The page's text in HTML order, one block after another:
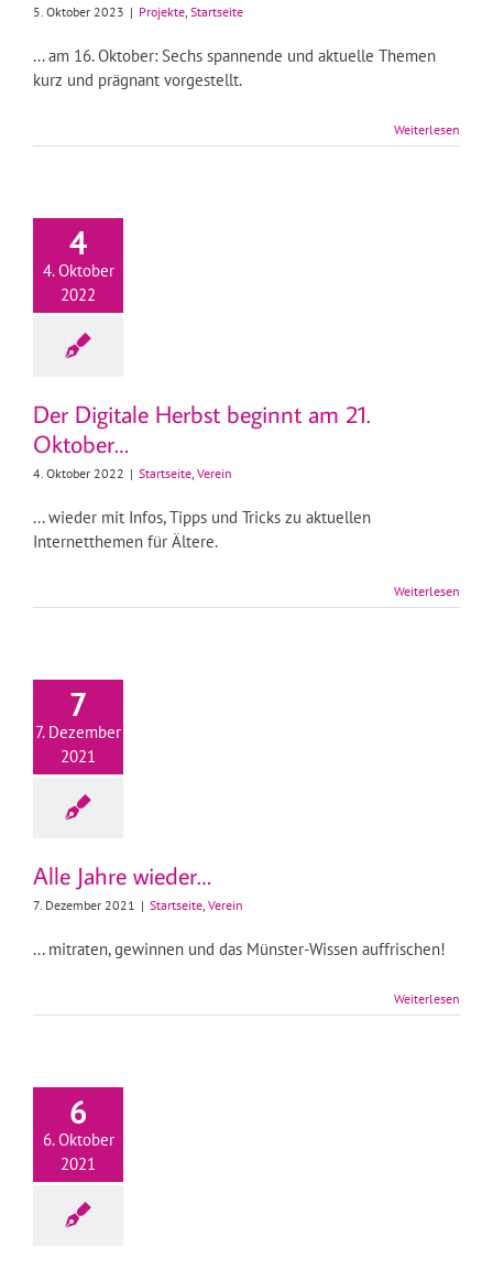
5. Oktober 2023 | Projekte, Startseite
... am 16. Oktober: Sechs spannende und aktuelle Themen
kurz und prägnant vorgestellt.
Weiterlesen
4
4. Oktober
2022
Der Digitale Herbst beginnt am 21.
Oktober…
4. Oktober 2022 | Startseite, Verein
... wieder mit Infos, Tipps und Tricks zu aktuellen
Internetthemen für Ältere.
Weiterlesen
7
7. Dezember
2021
Alle Jahre wieder…
7. Dezember 2021 | Startseite, Verein
... mitraten, gewinnen und das Münster-Wissen auffrischen!
Weiterlesen
6
6. Oktober
2021